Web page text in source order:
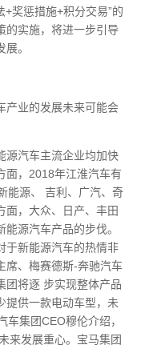
+奖惩措施+积分交易”的
的实施，将进一步引导
。
产业的发展未来可能会
源汽车主流企业均加快
面，2018年江淮汽车有
能源、 吉利、广汽、奇
面，大众、日产、丰田
源汽车产品的步伐。
于新能源汽车的热情非
席、梅赛德斯-奔驰汽车
团将逐 步实现整体产品
提供一款电动车型，未
集团CEO穆伦介绍，
来发展重心。宝马集团